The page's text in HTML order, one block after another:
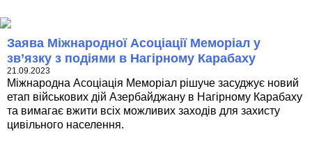
Заява Міжнародної Асоціації Меморіал у
зв’язку з подіями в Нагірному Карабаху
21.09.2023
Міжнародна Асоціація Меморіал рішуче засуджує новий
етап військових дій Азербайджану в Нагірному Карабаху
та вимагає вжити всіх можливих заходів для захисту
цивільного населення.